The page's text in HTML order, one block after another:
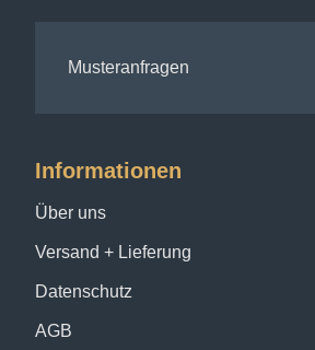
Musteranfragen
Informationen
Über uns
Versand + Lieferung
Datenschutz
AGB